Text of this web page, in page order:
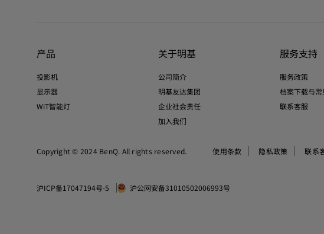
产品
投影机
显示器
WiT智能灯
关于明基
公司简介
明基友达集团
企业社会责任
加入我们
服务支持
服务政策
档案下载与
联系客服
Copyright © 2024 BenQ. All rights reserved. 使用条款 隐私政策 联系
沪ICP备17047194号-5 沪公网安备31010502006993号